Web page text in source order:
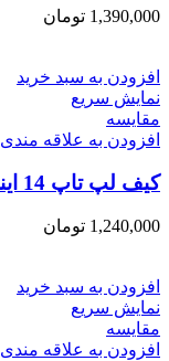
1,390,000 تومان
افزودن به سبد خرید
نمایش سریع
مقايسه
افزودن به علاقه مندی
کیف لپ تاپ 14 اینچی کد 3315
1,240,000 تومان
افزودن به سبد خرید
نمایش سریع
مقايسه
افزودن به علاقه مندی